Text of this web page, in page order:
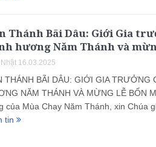
Thánh Bãi Dâu: Giới Gia
hương Năm Thánh và
16.03.2025
THÁNH BÃI DÂU: GIỚI GIA TRƯỞNG
NĂM THÁNH VÀ MỪNG LỄ BỔN
của Mùa Chay Năm Thánh, xin Chúa
tin